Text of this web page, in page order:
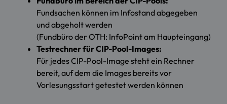
Fundsachen können im Infostand abgegeben
und abgeholt werden
(Fundbüro der OTH: InfoPoint am Haupteingang)
Testrechner für CIP-Pool-Images:
Für jedes CIP-Pool-Image steht ein Rechner
bereit, auf dem die Images bereits vor
Vorlesungsstart getestet werden können